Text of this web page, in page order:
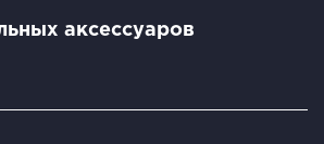
аксессуаров